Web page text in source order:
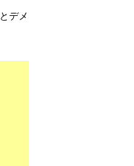
デメ